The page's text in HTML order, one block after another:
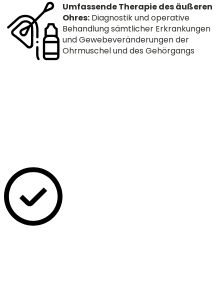
Umfassende Therapie des äußeren
Ohres:Diagnostik und operative
Behandlung sämtlicher Erkrankungen
und Gewebeveränderungen der
Ohrmuschel und des Gehörgangs